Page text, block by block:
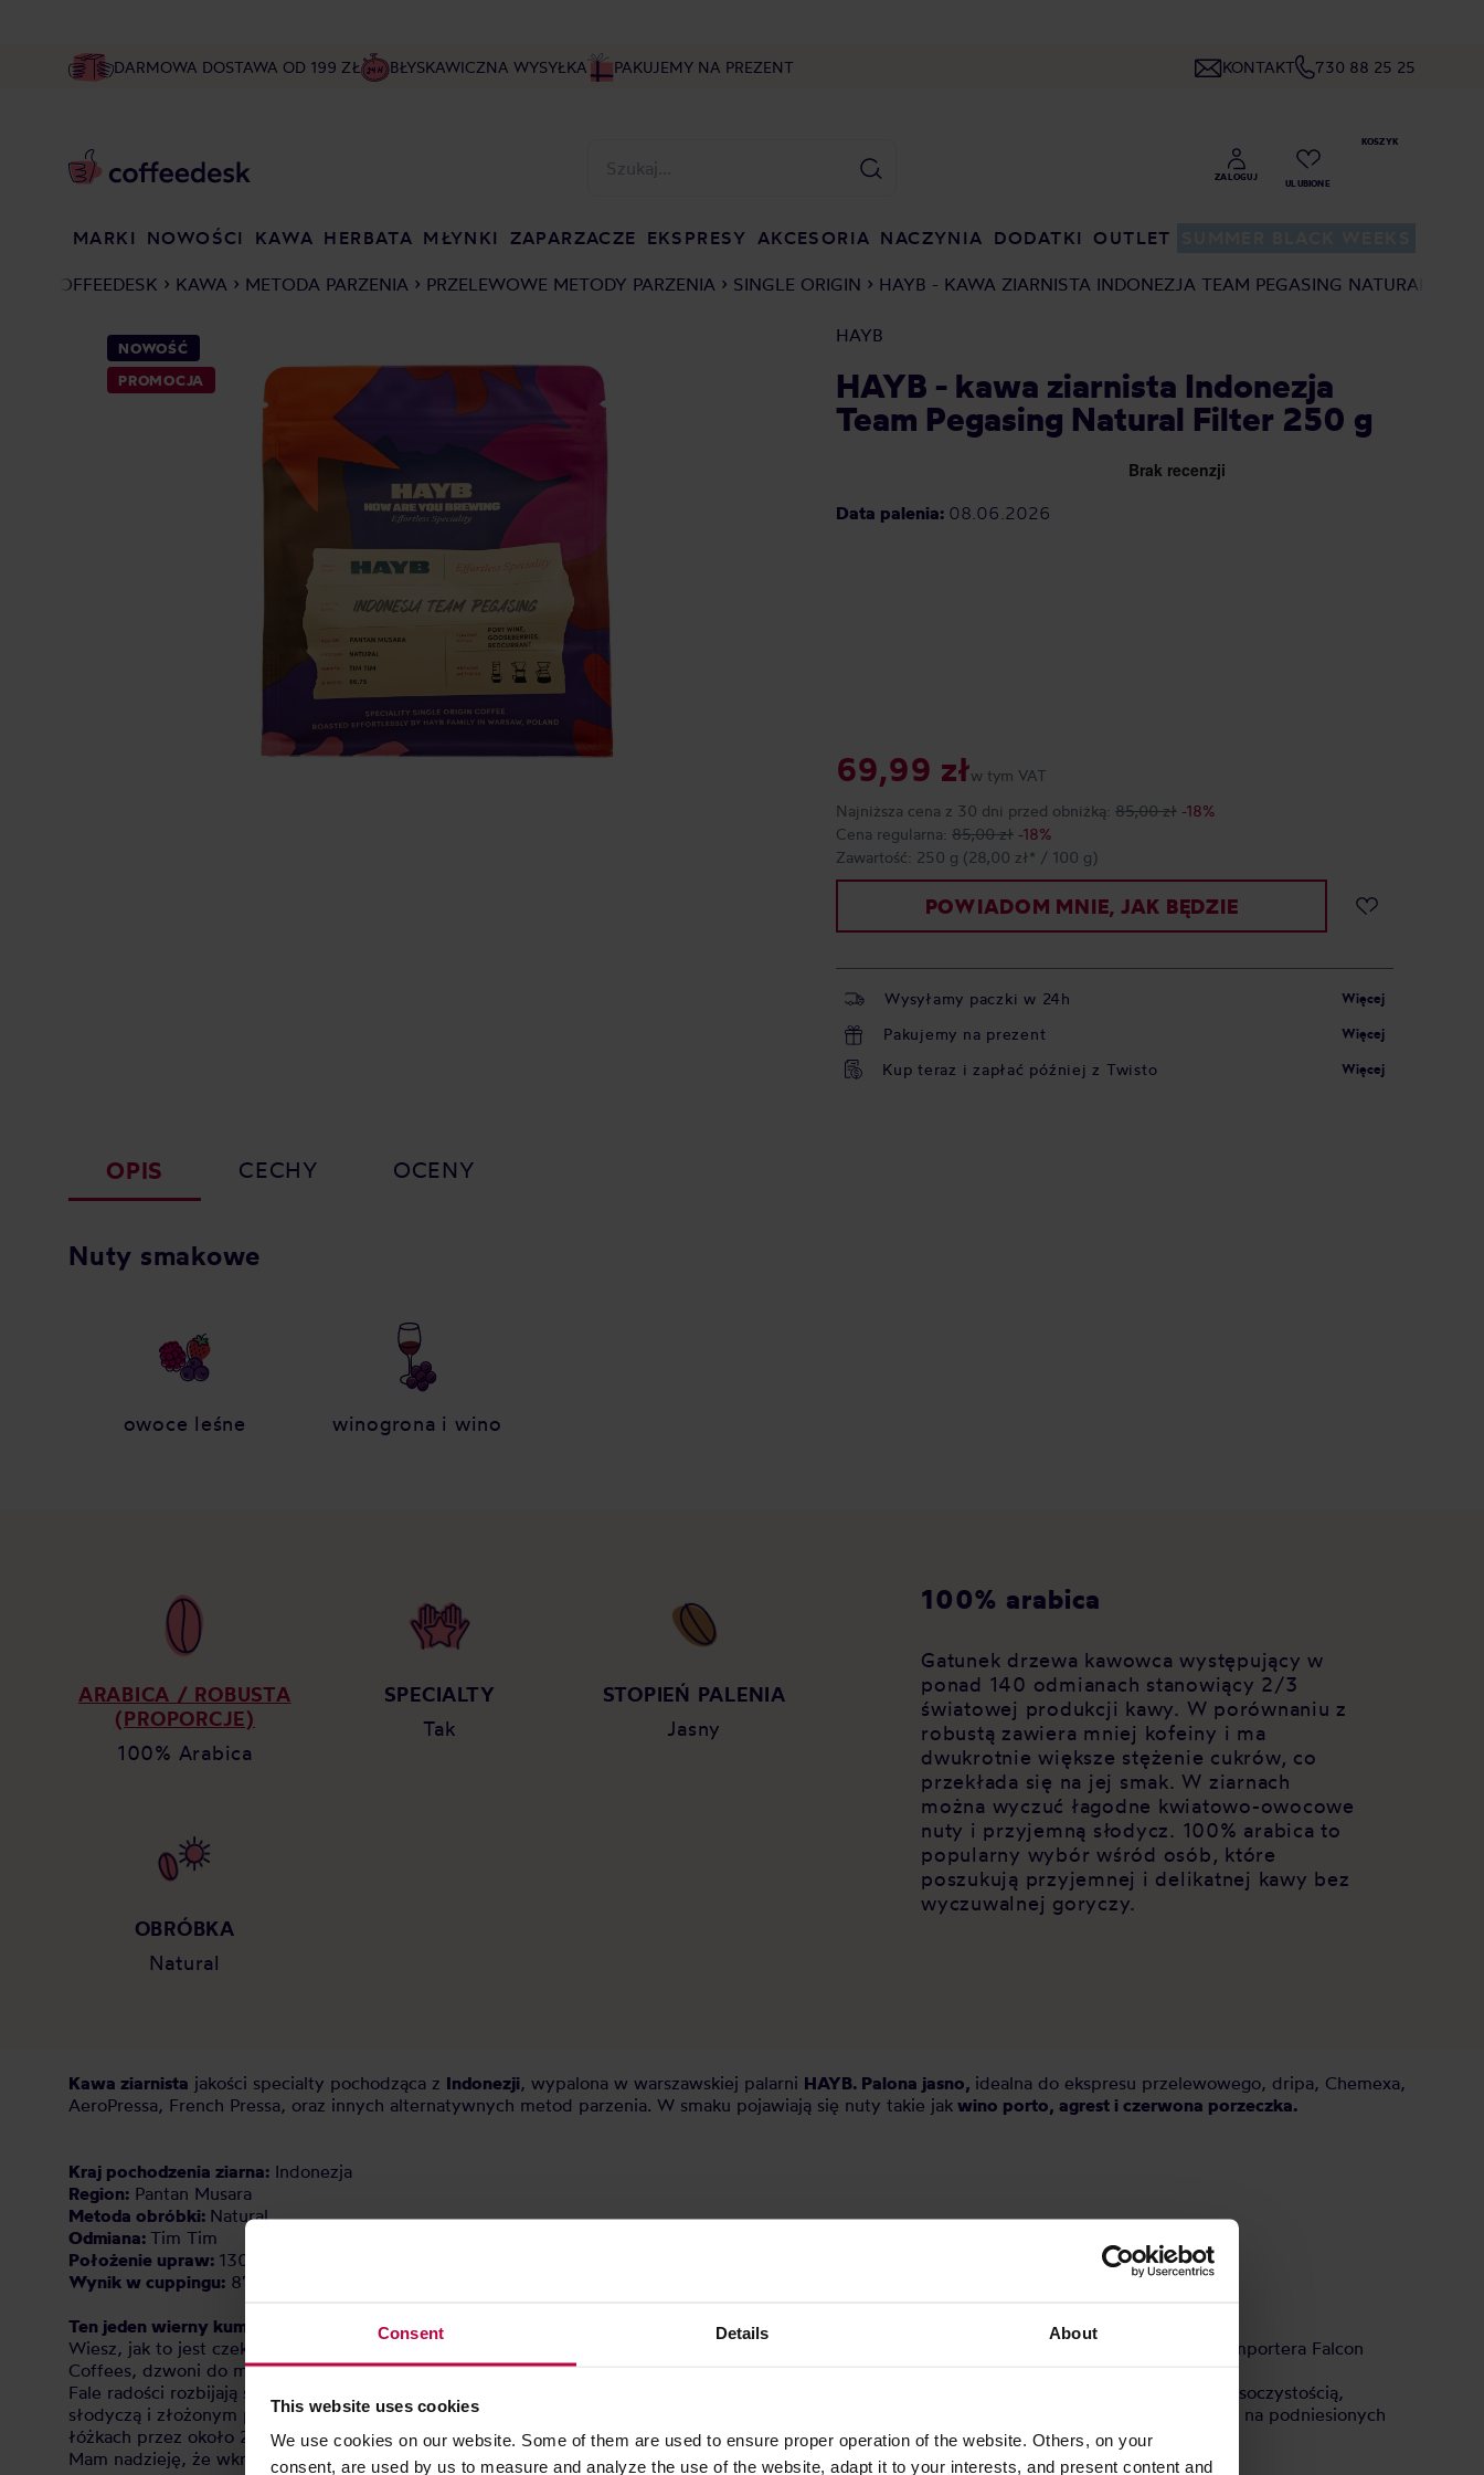
Consent Details About
This website uses cookies
We use cookies on our website. Some of them are used to ensure proper operation of the website. Others, on your
consent, are used by us to measure and analyze the use of the website, adapt it to your interests, and present content and
DARMOWA DOSTAWA OD 199 ZŁ BŁYSKAWICZNA WYSYŁKA PAKUJEMY NA PREZENT KONTAKT 730 88 25 25
MARKI NOWOŚCI KAWA HERBATA MŁYNKI ZAPARZACZE EKSPRESY AKCESORIA NACZYNIA DODATKI OUTLET
COFFEEDESK KAWA METODA PARZENIA PRZELEWOWE METODY PARZENIA SINGLE ORIGIN HAYB - KAWA ZIARNISTA INDONEZJA TEAM PEGASING NATURAL
NOWOŚĆ
PROMOCJA
HAYB
HAYB - kawa ziarnista Indonezja
Team Pegasing Natural Filter 250 g
Data palenia: 08.06.2026
69,99 złw tym VAT
Najniższa cena z 30 dni przed obniżką: 85,00 zł -18%
Cena regularna: 85,00 zł -18%
Zawartość: 250 g (28,00 zł* / 100 g)
POWIADOM MNIE, JAK BĘDZIE
Wysyłamy paczki w 24h Więcej
Pakujemy na prezent Więcej
Kup teraz i zapłać później z Twisto Więcej
OPIS CECHY OCENY
Nuty smakowe
owoce leśne winogrona i wino
ARABICA / ROBUSTA
(PROPORCJE)
100% Arabica
SPECIALTY
Tak
STOPIEŃ PALENIA
Jasny
OBRÓBKA
Natural
100% arabica
Gatunek drzewa kawowca występujący w
ponad 140 odmianach stanowiący 2/3
światowej produkcji kawy. W porównaniu z
robustą zawiera mniej kofeiny i ma
dwukrotnie większe stężenie cukrów, co
przekłada się na jej smak. W ziarnach
można wyczuć łagodne kwiatowo-owocowe
nuty i przyjemną słodycz. 100% arabica to
popularny wybór wśród osób, które
poszukują przyjemnej i delikatnej kawy bez
wyczuwalnej goryczy.
Kawa ziarnista jakości specialty pochodząca z Indonezji, wypalona w warszawskiej palarni HAYB. Palona jasno, idealna do ekspresu przelewowego, dripa, Chemexa,
AeroPressa, French Pressa, oraz innych alternatywnych metod parzenia. W smaku pojawiają się nuty takie jak wino porto, agrest i czerwona porzeczka.
Kraj pochodzenia ziarna: Indonezja
Region: Pantan Musara
Metoda obróbki: Natural
Odmiana: Tim Tim
Położenie upraw: 1300-1500 m n.p.m.
Wynik w cuppingu: 87 / 100 pkt
Ten jeden wierny kumpel
Wiesz, jak to jest czekać na przyjazd przyjaciela, z którym widujesz się bardzo rzadko? Tak właśnie cieszę się co roku, kiedy Bara, pracująca u importera Falcon
Coffees, dzwoni do mnie i mówi: „Dave, I have something for you! It’s Team Pegasing again!”.
Fale radości rozbijają się wtedy o moje małe kawowe serce. Te kawy są z nami w HAYB niemal od samego początku. Za każdym razem uwodzą soczystością,
słodyczą i złożonym profilem smakowym. Pojawiały się u nas w różnych obróbkach - ta, którą masz przed sobą, to natural. Wisienki suszyły się na podniesionych
łóżkach przez około 21 dni, codziennie obracane, dzięki czemu proces przebiegał równomiernie.
Mam nadzieję, że wkrótce uda mi się odwiedzić Azję, bo trochę nie fair, że jeszcze nie byłem w domu mojego kumpla.